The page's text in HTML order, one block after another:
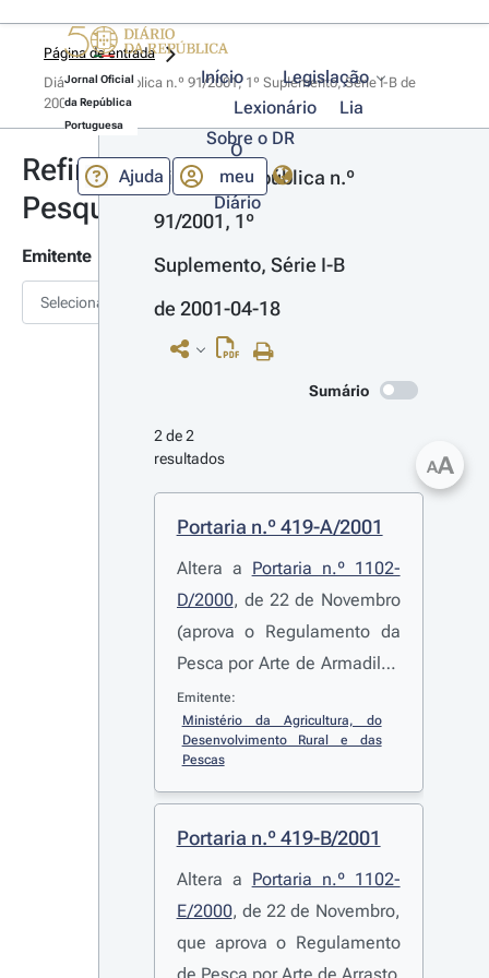
Jornal Oficial
da República
Portuguesa
Início
Legislação
Lexionário
Lia
Sobre o DR
Ajuda
O
meu
Diário
Página de entrada
Diário da República n.º 91/2001, 1º Suplemento, Série I-B de
2001-04-18
Refinar
Pesquisa
Emitente
Selecionar
Diário da República n.º
91/2001, 1º
Suplemento, Série I-B
de 2001-04-18
Sumário
2 de 2
resultados
Portaria n.º 419-A/2001
Altera a Portaria n.º 1102-
D/2000, de 22 de Novembro
(aprova o Regulamento da
Pesca por Arte de Armadilha
e permite que a título
excepcional, no período
compreendido entre 1 de
Abril e 15 de Maio de 2001,
branco-legítimo com
armadilhas de gaiola)
Emitente:
Ministério da Agricultura, do
Desenvolvimento Rural e das
Pescas
Portaria n.º 419-B/2001
Altera a Portaria n.º 1102-
E/2000, de 22 de Novembro,
que aprova o Regulamento
AA